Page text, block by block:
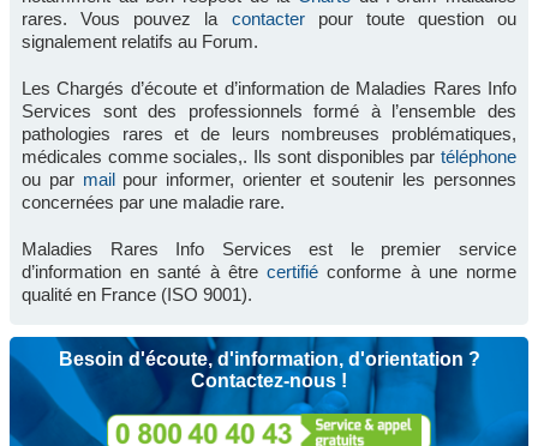
rares. Vous pouvez la contacterpour toute question ou
signalement relatifs au Forum.
Les Chargés d’écoute et d’information de Maladies Rares Info
Services sont des professionnels formé à l’ensemble des
pathologies rares et de leurs nombreuses problématiques,
médicales comme sociales,. Ils sont disponibles par téléphone
ou par mailpour informer, orienter et soutenir les personnes
concernées par une maladie rare.
Maladies Rares Info Services est le premier service
d’information en santé à êtrecertifié conforme à une norme
qualité en France (ISO 9001).
Besoin d'écoute, d'information, d'orientation ?
Contactez-nous !